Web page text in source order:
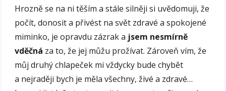
Hrozně se na ni těším a stále silněji si uvědomuji, že
počít, donosit a přivést na svět zdravé a spokojené
miminko, je opravdu zázrak a jsem nesmírně
vděčná za to, že jej můžu prožívat. Zároveň vím, že
můj druhý chlapeček mi vždycky bude chybět
a nejraději bych je měla všechny, živé a zdravé…